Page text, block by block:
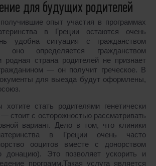
для будущих родителей
опыт участия в программах
в Греции остаются очень
удобна ситуация с гражданством
оно определяется гражданством
родная страна родителей не признает
― он получит греческое. В
для выезда будут оформлены,
стать родителями генетически
― стоит c осторожностью рассматривать
вариант. Дело в том, что клиники
в Греции очень часто
ооцитов вместе с донорством
донацию). Это позволяет ускорить и
программ.Такая услуга является